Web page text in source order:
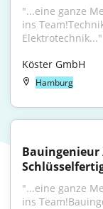
"...eine ganze
ins
Elektrotechnik..."
Köster GmbH
Hamburg
"...eine ganze
ins